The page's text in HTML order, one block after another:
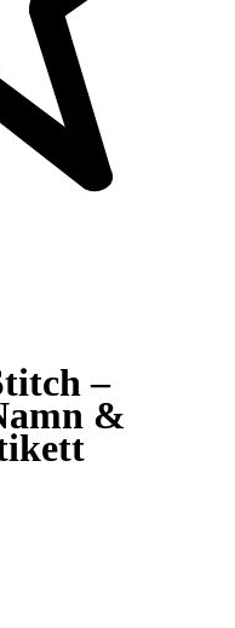
–
&